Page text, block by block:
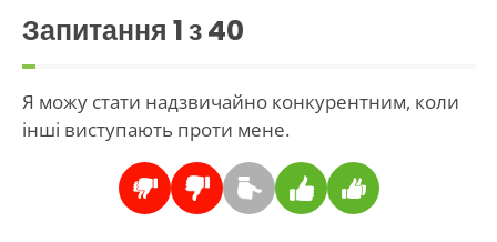
Запитання 1з 40
Я можу стати надзвичайно конкурентним, коли
інші виступають проти мене.